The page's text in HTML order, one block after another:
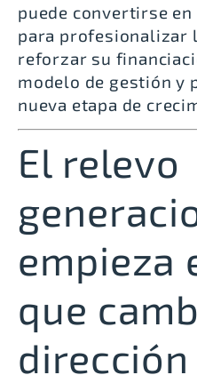
puede convertirse
para profesionalizar
reforzar su
modelo de gestión y
nueva etapa de
El relevo
empieza
que
dirección